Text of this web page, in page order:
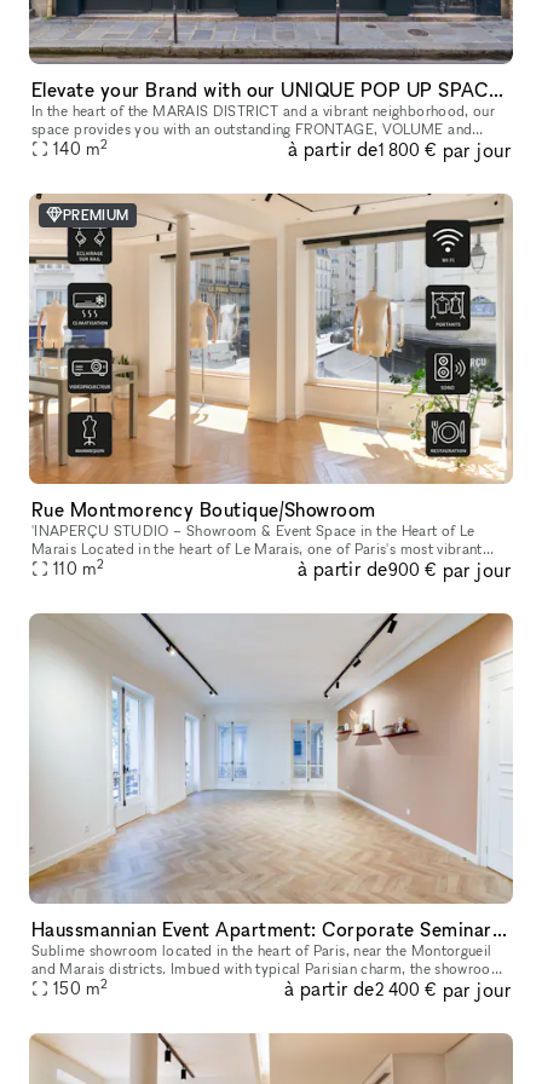
Elevate your Brand with our UNIQUE POP UP SPACE in PARIS Marais
In the heart of the MARAIS DISTRICT and a vibrant neighborhood, our
space provides you with an outstanding FRONTAGE, VOLUME and
ARCHITECTURE. The location is very interesting as it is on a real sho
140 m2 à partir de1 800 € par jour
PREMIUM
Rue Montmorency Boutique/Showroom
'INAPERÇU STUDIO – Showroom & Event Space in the Heart of Le
Marais Located in the heart of Le Marais, one of Paris's most vibrant
and sought-after neighborhoods, L'INAPERÇU STUDIO is a versatile ve
110 m2 à partir de900 € par jour
Haussmannian Event Apartment: Corporate Seminars, Conferences, Showrooms...
Sublime showroom located in the heart of Paris, near the Montorgueil
and Marais districts. Imbued with typical Parisian charm, the showroom
offers an incomparable showcase. You can rent it to highlig
150 m2 à partir de2 400 € par jour